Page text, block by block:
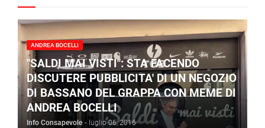
ANDREA BOCELLI
"SALDI MAI VISTI": STA FACENDO
DISCUTERE PUBBLICITA' DI UN NEGOZIO
DI BASSANO DEL GRAPPA CON MEME DI
ANDREA BOCELLI
Info Consapevole - luglio 06, 2016